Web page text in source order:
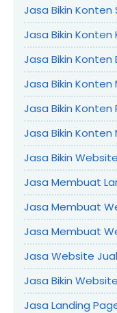
Jasa Bikin Konten
Jasa Bikin
Jasa Bikin Konten
Jasa Bikin Konten
Jasa Bikin Konten
Jasa Bikin Konten
Jasa Bikin
Jasa Membuat
Jasa Membuat
Jasa Membuat
Jasa Website
Jasa Bikin
Jasa Landing